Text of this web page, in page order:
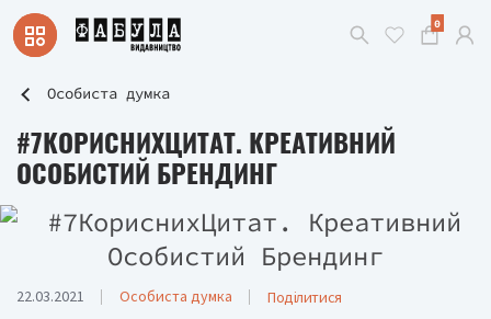
0
Особиста думка
#7КОРИСНИХЦИТАТ. КРЕАТИВНИЙ
ОСОБИСТИЙ БРЕНДИНГ
22.03.2021 Особиста думка Поділитися